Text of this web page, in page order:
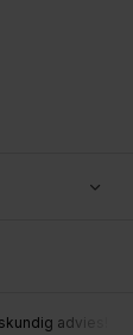
advies!